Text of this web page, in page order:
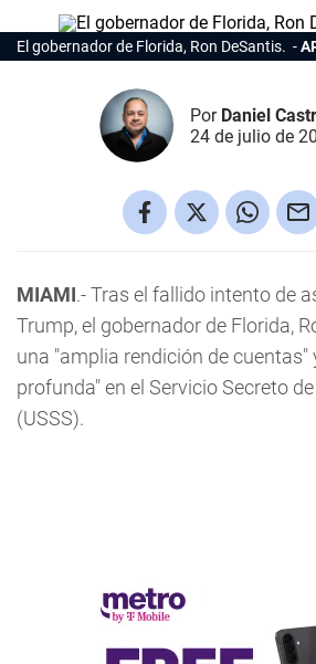
El gobernador de Florida, Ron DeSantis.
Por Daniel
24 de julio de
MIAMI.- Tras el fallido intento de
Trump, el gobernador de Florida,
una "amplia rendición de cuentas"
profunda" en el Servicio Secreto
(USSS).